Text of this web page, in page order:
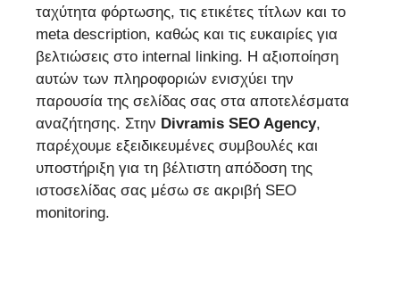
ταχύτητα φόρτωσης, τις ετικέτες τίτλων και το
meta description, καθώς και τις ευκαιρίες για
βελτιώσεις στο internal linking. Η αξιοποίηση
αυτών των πληροφοριών ενισχύει την
παρουσία της σελίδας σας στα αποτελέσματα
αναζήτησης. Στην Divramis SEO Agency,
παρέχουμε εξειδικευμένες συμβουλές και
υποστήριξη για τη βέλτιστη απόδοση της
ιστοσελίδας σας μέσω σε ακριβή SEO
monitoring.